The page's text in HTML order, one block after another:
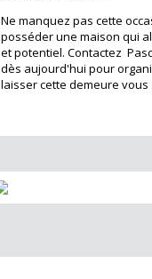
Ne manquez pas cette
posséder une maison qui
et potentiel. Contactez
dès aujourd'hui pour
laisser cette demeure vous